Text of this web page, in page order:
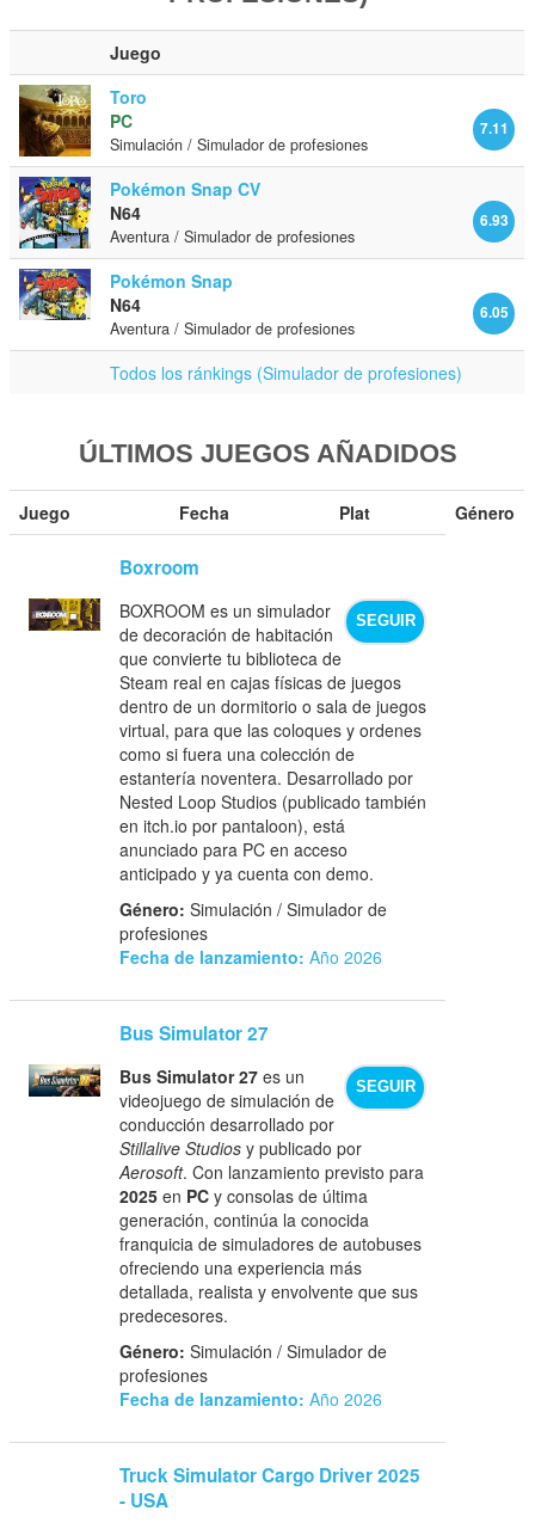
Juego
Toro
7.11
PC
Simulación / Simulador de profesiones
Pokémon Snap CV
6.93
N64
Aventura / Simulador de profesiones
Pokémon Snap
6.05
N64
Aventura / Simulador de profesiones
Todos los ránkings (Simulador de profesiones)
ÚLTIMOS JUEGOS AÑADIDOS
Juego Fecha Plat Género
Boxroom
SEGUIR
BOXROOM es un simulador
de decoración de habitación
que convierte tu biblioteca de
Steam real en cajas físicas de juegos
dentro de un dormitorio o sala de juegos
virtual, para que las coloques y ordenes
como si fuera una colección de
estantería noventera. Desarrollado por
Nested Loop Studios (publicado también
en itch.io por pantaloon), está
anunciado para PC en acceso
anticipado y ya cuenta con demo.
Género: Simulación / Simulador de
profesiones
Fecha de lanzamiento: Año 2026
Bus Simulator 27
SEGUIR
Bus Simulator 27 es un
videojuego de simulación de
conducción desarrollado por
Stillalive Studios y publicado por
Aerosoft. Con lanzamiento previsto para
2025 en PC y consolas de última
generación, continúa la conocida
franquicia de simuladores de autobuses
ofreciendo una experiencia más
detallada, realista y envolvente que sus
predecesores.
Género: Simulación / Simulador de
profesiones
Fecha de lanzamiento: Año 2026
Truck Simulator Cargo Driver 2025
- USA